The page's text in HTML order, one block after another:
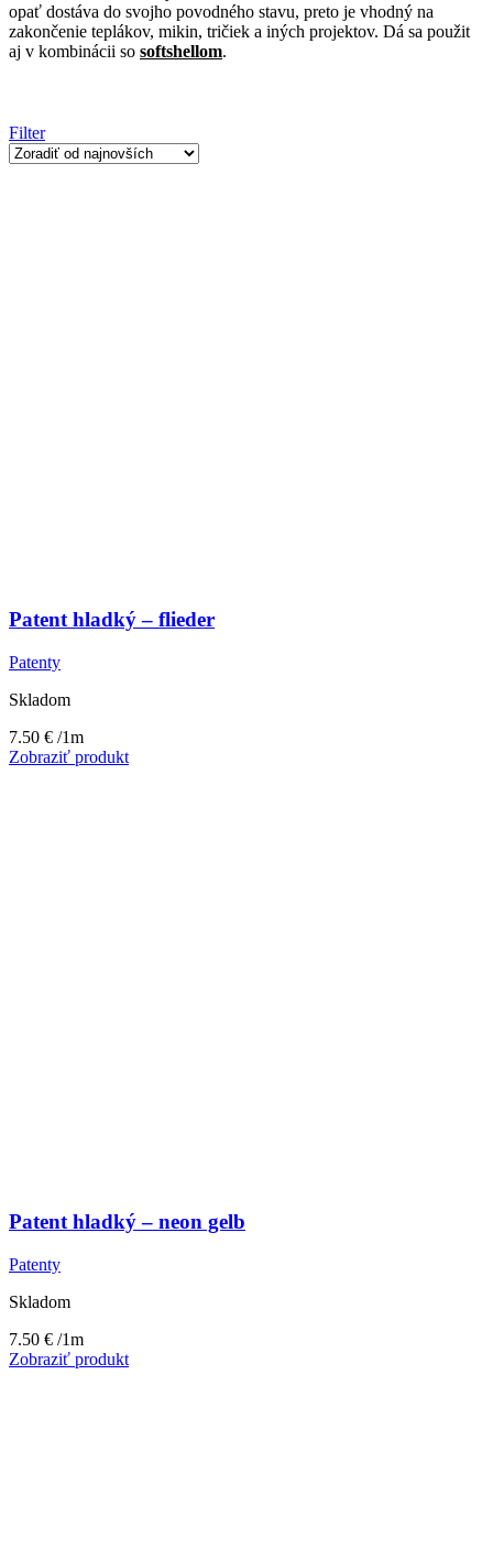
opať dostáva do svojho povodného stavu, preto je vhodný na
zakončenie teplákov, mikin, tričiek a iných projektov. Dá sa použit
aj v kombinácii so softshellom.
Filter
Patent hladký – flieder
Patenty
Skladom
7.50 € /1m
Zobraziť produkt
Patent hladký – neon gelb
Patenty
Skladom
7.50 € /1m
Zobraziť produkt